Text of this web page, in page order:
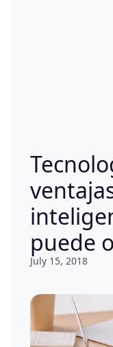
puede
July 15, 2018